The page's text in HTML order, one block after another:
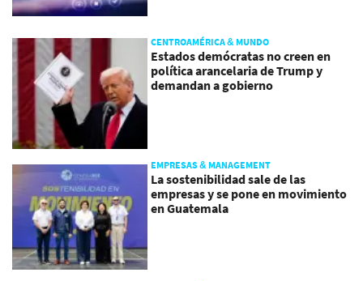
CENTROAMÉRICA & MUNDO
Estados demócratas no creen en
política arancelaria de Trump y
demandan a gobierno
EMPRESAS & MANAGEMENT
La sostenibilidad sale de las
empresas y se pone en movimiento
en Guatemala